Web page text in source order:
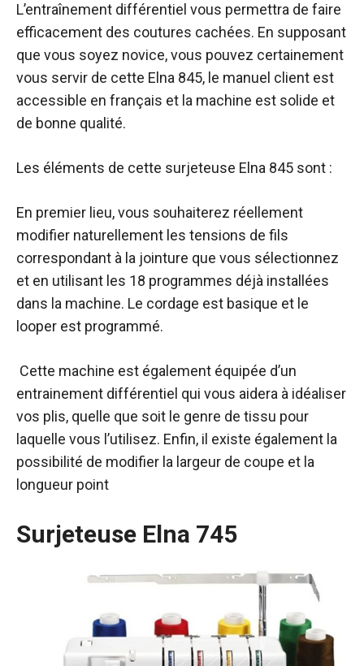
L’entraînement différentiel vous permettra de faire
efficacement des coutures cachées. En supposant
que vous soyez novice, vous pouvez certainement
vous servir de cette Elna 845, le manuel client est
accessible en français et la machine est solide et
de bonne qualité.
Les éléments de cette surjeteuse Elna 845 sont :
En premier lieu, vous souhaiterez réellement
modifier naturellement les tensions de fils
correspondant à la jointure que vous sélectionnez
et en utilisant les 18 programmes déjà installées
dans la machine. Le cordage est basique et le
looper est programmé.
Cette machine est également équipée d’un
entrainement différentiel qui vous aidera à idéaliser
vos plis, quelle que soit le genre de tissu pour
laquelle vous l’utilisez. Enfin, il existe également la
possibilité de modifier la largeur de coupe et la
longueur point
Surjeteuse Elna 745